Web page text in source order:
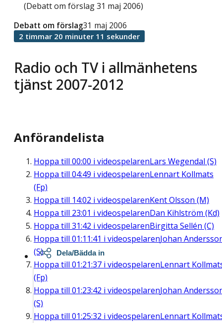
(Debatt om förslag 31 maj 2006)
Radio och TV i allmänhetens
tjänst 2007-2012
Debatt om förslag31 maj 2006
2 timmar 20 minuter 11 sekunder
Anförandelista
Hoppa till 00:00 i videospelarenLars Wegendal (S)
Hoppa till 04:49 i videospelarenLennart Kollmats
(Fp)
Hoppa till 14:02 i videospelarenKent Olsson (M)
Hoppa till 23:01 i videospelarenDan Kihlström (Kd)
Hoppa till 31:42 i videospelarenBirgitta Sellén (C)
Hoppa till 01:11:41 i videospelarenJohan
(S)
Hoppa till 01:21:37 i videospelarenLennart
(Fp)
Hoppa till 01:23:42 i videospelarenJohan
(S)
Hoppa till 01:25:32 i videospelarenLennart
Dela/Bädda in